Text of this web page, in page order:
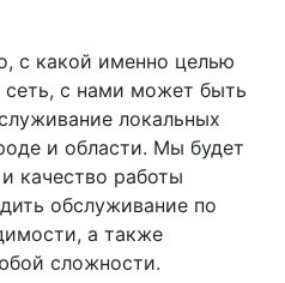
с какой именно целью
сеть, с нами может быть
локальных
и области. Мы будет
качество работы
обслуживание по
а также
сложности.